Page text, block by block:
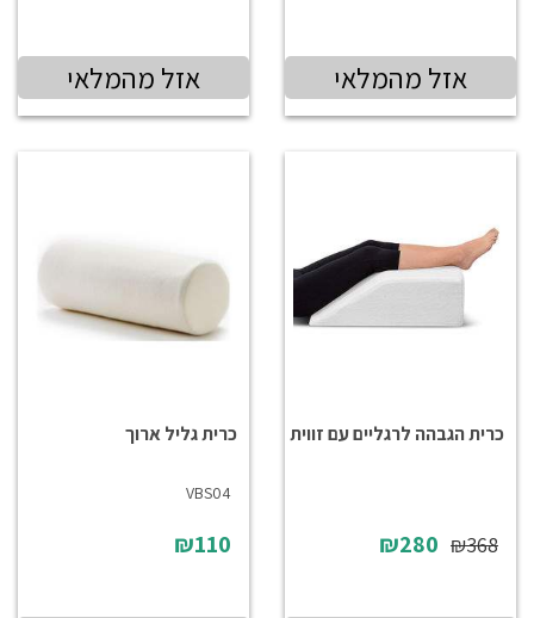
אזל מהמלאי אזל מהמלאי
כרית הגבהה לרגליים עם זווית
₪280 ₪368
כרית גליל ארוך
VBS04
₪110